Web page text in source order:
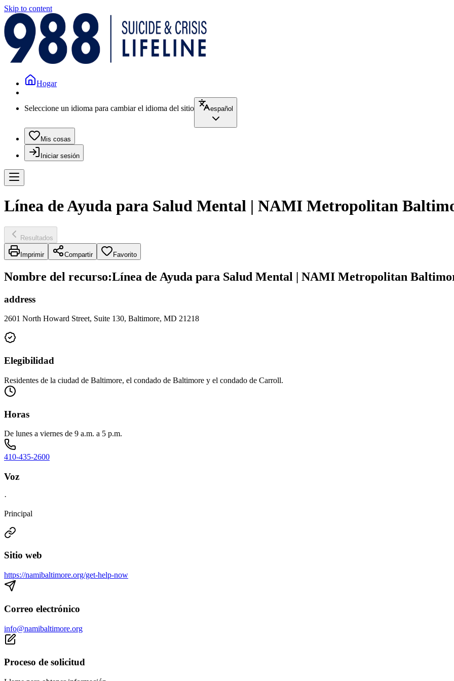
Skip to content
Hogar
Seleccione un idioma para cambiar el idioma del sitio español
Mis cosas
Iniciar sesión
Línea de Ayuda para Salud Mental | NAMI Metropolitan
Resultados
Imprimir Compartir Favorito
Nombre del recurso:Línea de Ayuda para Salud Mental | NAMI Metropolitan
address
2601 North Howard Street, Suite 130, Baltimore, MD 21218
Elegibilidad
Residentes de la ciudad de Baltimore, el condado de Baltimore y el condado de Carroll.
Horas
De lunes a viernes de 9 a.m. a 5 p.m.
410-435-2600
Voz
·
Principal
Sitio web
https://namibaltimore.org/get-help-now
Correo electrónico
info@namibaltimore.org
Proceso de solicitud